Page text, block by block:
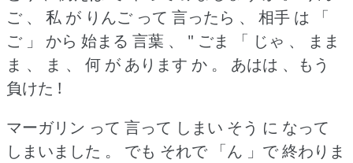
ご 、 私 が りんご って 言ったら 、 相手 は 「
ご 」 から 始まる 言葉 、 " ごま 「 じゃ 、 まま
ま 、 ま 、 何 が あります か 。
あはは 、もう
負けた !
マーガリン って 言って しまい そう に なって
しまいました 。
でも それで 「ん 」で 終わりま